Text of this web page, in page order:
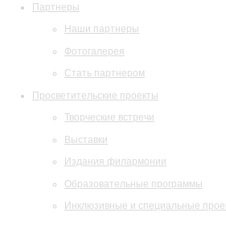
Партнеры
Наши партнеры
Фотогалерея
Стать партнером
Просветительские проекты
Творческие встречи
Выставки
Издания филармонии
Образовательные программы
Инклюзивные и специальные